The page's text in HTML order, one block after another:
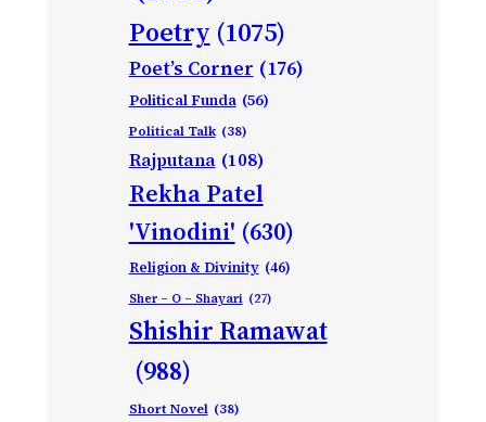
Poetry (1075)
Poet’s Corner (176)
Political Funda (56)
Political Talk (38)
Rajputana (108)
Rekha Patel
'Vinodini' (630)
Religion & Divinity (46)
Sher – O – Shayari (27)
Shishir Ramawat
(988)
Short Novel (38)